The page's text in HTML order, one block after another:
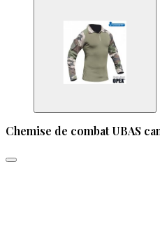
Chemise de combat UBAS